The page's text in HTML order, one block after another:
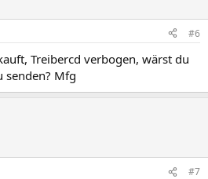
#6
Treibercd verbogen, wärst du
senden? Mfg
#7